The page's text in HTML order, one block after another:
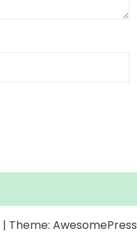
| Theme: AwesomePress